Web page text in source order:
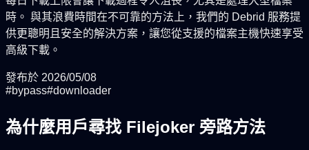
時。 與其浪費時間在不可靠的方法上，我們的 Debrid 服務提
供更聰明且安全的解決方案，讓您從支援的檔案主機快速享受
高級下載。
發布於 2026/05/08
#bypass#downloader
為什麼用戶尋找 Filejoker 旁路方法